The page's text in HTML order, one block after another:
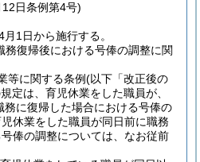
12日条例第4号)
1日から施行する。
務復帰後における号俸の調整に関
等に関する条例(以下「改正後の
定は、育児休業をした職員が、
に復帰した場合における号俸の
休業をした職員が同日前に職務
俸の調整については、なお従前